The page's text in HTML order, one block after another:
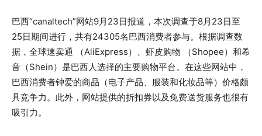
巴西“canaltech”网站9月23日报道，本次调查于8月23日至
25日期间进行，共有24305名巴西消费者参与。根据调查数
据，全球速卖通 （AliExpress）、虾皮购物 （Shopee）和希
音（Shein）是巴西人选择的主要购物平台。在这些网站中，
巴西消费者钟爱的商品（电子产品、服装和化妆品等）价格颇
具竞争力。此外，网站提供的折扣券以及免费送货服务也很有
吸引力。